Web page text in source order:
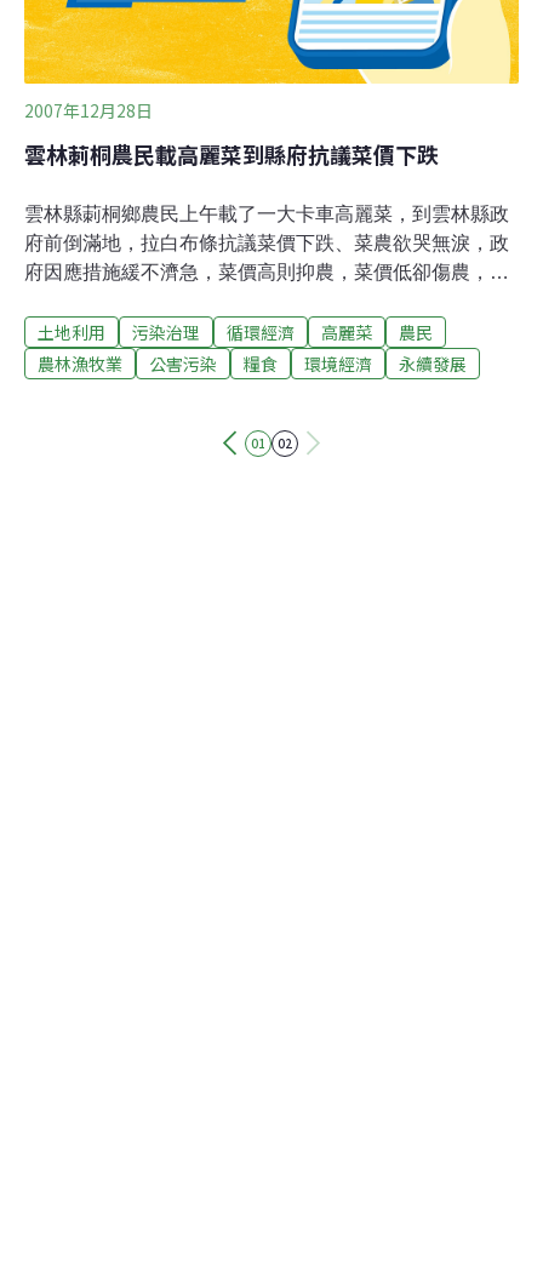
2007年12月28日
雲林莿桐農民載高麗菜到縣府抗議菜價下跌
雲林縣莿桐鄉農民上午載了一大卡車高麗菜，到雲林縣政
府前倒滿地，拉白布條抗議菜價下跌、菜農欲哭無淚，政
府因應措施緩不濟急，菜價高則抑農，菜價低卻傷農，民
許多民眾爭相撿拾免費高麗菜。抗議活動最後平和收場。
土地利用 污染治理 循環經濟 高麗菜
農民
農林漁牧業
公害污染 糧食 環境經濟 永續發展
01 02